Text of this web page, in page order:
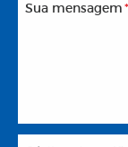
Sua mensagem *